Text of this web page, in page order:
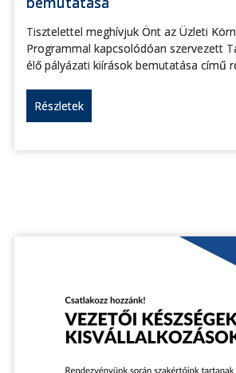
Tisztelettel meghívjuk Önt az Üzleti
Programmal kapcsolódóan szervezett
élő pályázati kiírások bemutatása című
Részletek